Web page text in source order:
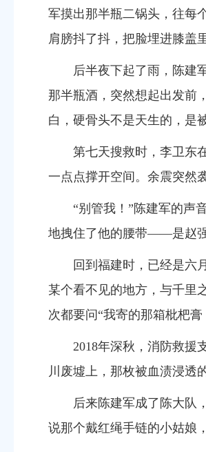
军摸出那半瓶二锅头，往每
肩膀抖了抖，把脸埋进膝盖里
后半夜下起了雨，陈建
那半瓶酒，突然想起出发前
白，硬骨头不是天生的，是
第七天搜救时，李卫东
一点点撑开空间。余震突然
“别管我！ ” 陈建军的声
地拽住了他的腰带——是赵强
回到福建时，已经是六
某个看不见的地方，与千里
次都要问 “我寄的那箱枇杷膏
2018年深秋，消防救援
川废墟上，那枚被血渍浸
后来陈建军成了陈大队
说那个戴红绳手链的小姑娘